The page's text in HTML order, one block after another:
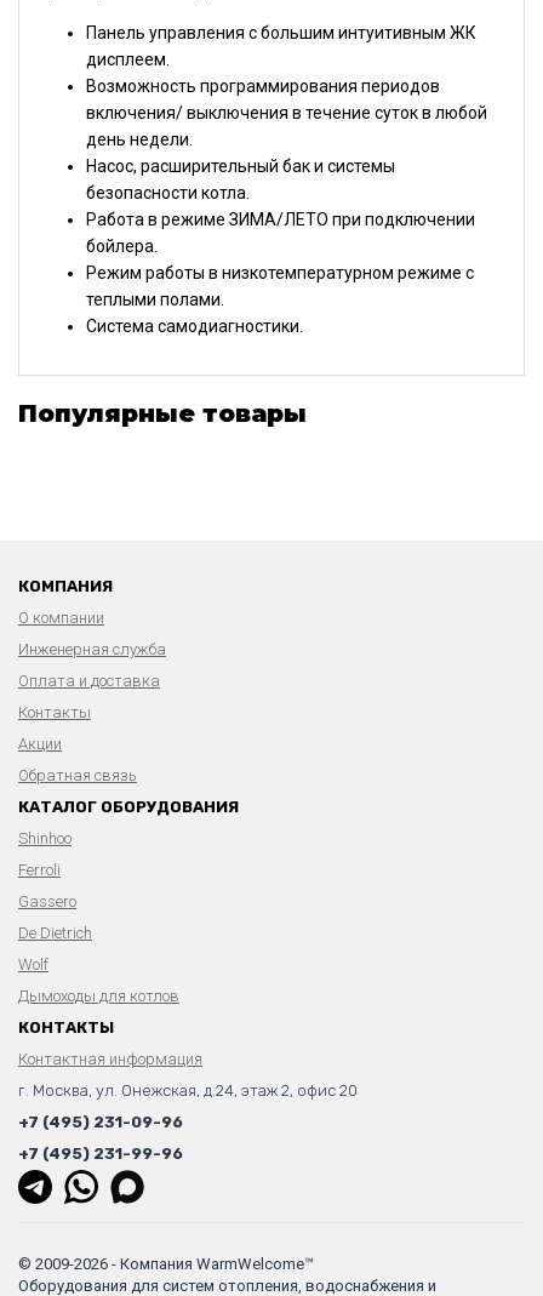
Панель управления с большим интуитивным ЖК
дисплеем.
Возможность программирования периодов
включения/ выключения в течение суток в любой
день недели.
Насос, расширительный бак и системы
безопасности котла.
Работа в режиме ЗИМА/ЛЕТО при подключении
бойлера.
Режим работы в низкотемпературном режиме с
теплыми полами.
Система самодиагностики.
Популярные товары
КОМПАНИЯ
О компании
Инженерная служба
Оплата и доставка
Контакты
Акции
Обратная связь
КАТАЛОГ ОБОРУДОВАНИЯ
Shinhoo
Ferroli
Gassero
De Dietrich
Wolf
Дымоходы для котлов
КОНТАКТЫ
Контактная информация
г. Москва, ул. Онежская, д.24, этаж 2, офис 20
+7 (495) 231-09-96
+7 (495) 231-99-96
© 2009-2026 - Компания WarmWelcome™
Оборудования для систем отопления, водоснабжения и